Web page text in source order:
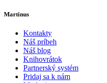
Martinus
Kontakty
Náš príbeh
Náš blog
Knihovrátok
Partnerský systém
Pridaj sa k nám